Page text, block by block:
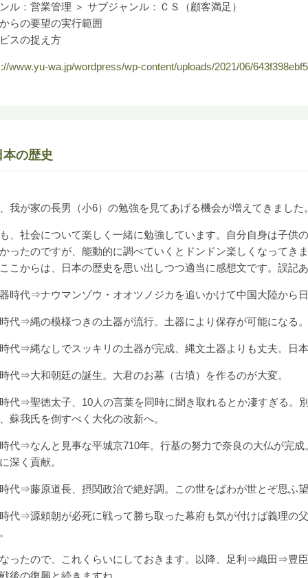
ル：営業管理 ＞ サブジャンル：ＣＳ（顧客満足）
らの要望の実行範囲
スの捉え方
www.yu-wa.jp/wordpress/wp-content/uploads/2021/06/
本の歴史
我が家の長男（小6）の勉強を見てあげる機会が増えてきました
、社会について楽しく一緒に勉強しています。自分自身は子供
ったのですが、能動的に調べていくとドンドン楽しくなってき
こからは、日本の歴史を思い出しつつ適当に感想文です。誤記
時代⇒ナウマンゾウ・オオツノジカを追いかけて中国大陸から
代⇒縄の模様つきの土器が流行。土器により保存が可能になる
代⇒縄なしでスッキリの土器が完成、縄文土器よりも丈夫。日
代⇒大和朝廷の誕生。大君のお墓（古墳）を作るのが大変。
代⇒聖徳太子、10人の言葉を同時に聞き取れるとか凄すぎる。
蘇我氏を倒すべく大化の改新へ。
代⇒なんと見事な平城京710年。行基の努力で奈良の大仏が完
深く貢献。
代⇒藤原道長、摂関政治で絶好調。この世をばわが世とぞ思ふ
代⇒源頼朝が必死に戦って勝ち取った幕府も気が付けば義理の
ったので、これくらいにしておきます。以降、足利⇒織田⇒
後の復興と続きますね。